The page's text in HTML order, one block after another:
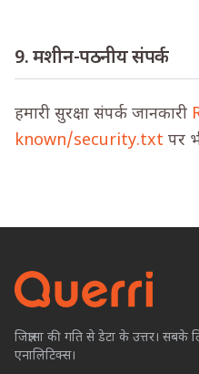
9. मशीन-पठनीय संपर्क
हमारी सुरक्षा संपर्क जानकारी
known/security.txt पर
जिज्ञासा की गति से डेटा के उत्तर।
एनालिटिक्स।